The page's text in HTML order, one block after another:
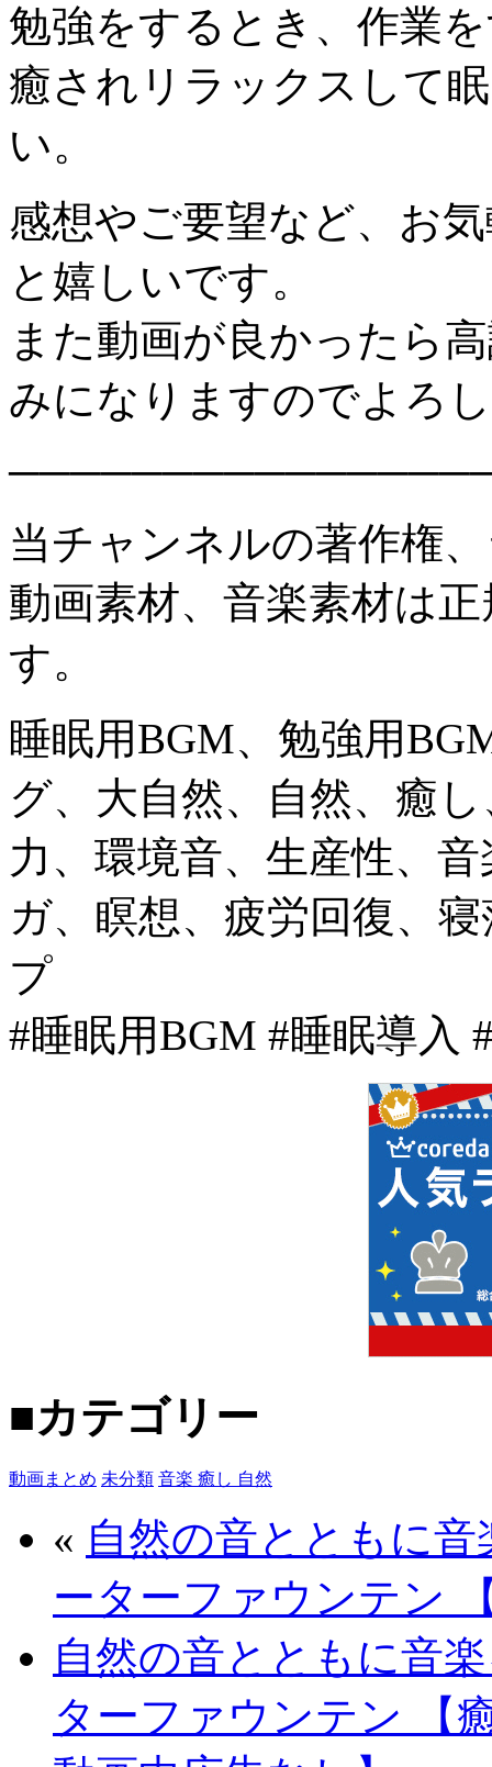
勉強をするとき、作業
癒されリラックスして
い。
感想やご要望など、お
と嬉しいです。
また動画が良かったら
みになりますのでよろ
当チャンネルの著作権
動画素材、音楽素材は
す。
睡眠用BGM、勉強用
グ、大自然、自然、癒
力、環境音、生産性、
ガ、瞑想、疲労回復、
プ
#睡眠用BGM #睡眠導入
■カテゴリー
動画まとめ 未分類 音楽 癒し 自然
« 自然の音とともに
ーターファウンテン
自然の音とともに音
ターファウンテン 【